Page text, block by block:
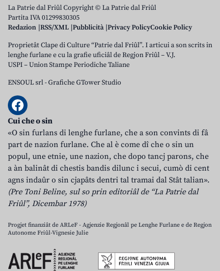
La Patrie dal Friûl Copyright © La Patrie dal Friûl
Partita IVA 01299830305
Redazion RSS/XML Pubblicità Privacy PolicyCookie Policy
Proprietât Clape di Culture “Patrie dal Friûl”. I articui a son scrits in
lenghe furlane e cu la grafie uficiâl de Regjon Friûl – V.J.
USPI – Union Stampe Periodiche Taliane
ENSOUL srl-Grafiche GTower Studio
Cui che o sin
«O sin furlans di lenghe furlane, che a son convints di fâ
part de nazion furlane. Che al è come dî che o sin un
popul, une etnie, une nazion, che dopo tancj parons, che
a àn balinât di chestis bandis dilunc i secui, cumò di cent
agns indaûr o sin cjapâts dentri tal tramai dal Stât talian».
(Pre Toni Beline, sul so prin editoriâl de “La Patrie dal
Friûl”, Dicembar 1978)
Progjet finanziât de ARLeF - Agjenzie Regjonâl pe Lenghe Furlane e de Regjon
Autonome Friûl-Vignesie Julie